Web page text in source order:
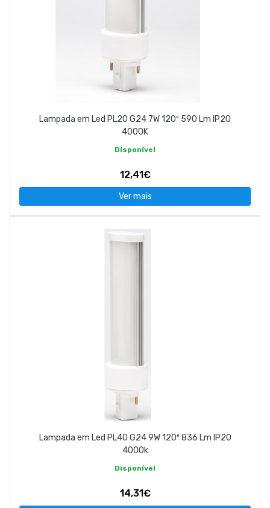
Lampada em Led PL20 G24 7W 120º 590 Lm IP20
4000K
Disponível
12,41€
Ver mais
Lampada em Led PL40 G24 9W 120º 836 Lm IP20
4000k
Disponível
14,31€